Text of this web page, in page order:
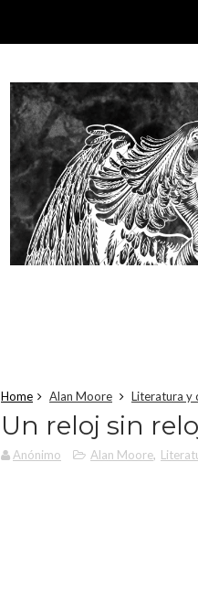
Home Alan Moore Literatura y
Un reloj sin
Anónimo Alan Moore,